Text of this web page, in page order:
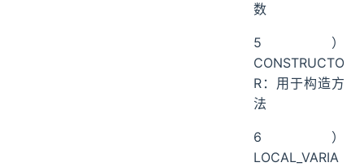
数
5）
CONSTRUCTO
R：用于构造方
法
6）
LOCAL_VARIA